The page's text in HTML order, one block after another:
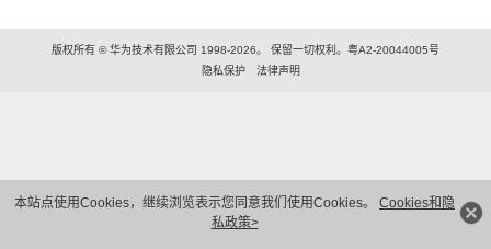
本站点使用Cookies，继续浏览表示您同意我们使用Cookies。 Cookies和隐
私政策>
版权所有 © 华为技术有限公司 1998-2026。 保留一切权利。粤A2-20044005号
隐私保护
法律声明